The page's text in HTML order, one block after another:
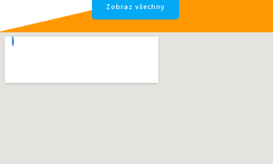
Zobraz všechny